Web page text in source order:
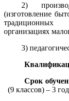
2)
(изготовление
традиционных
организациях
3)
Срок
(9 классов) – 3